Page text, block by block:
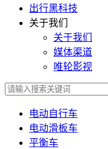
出行黑科技
关于我们
关于我们
媒体渠道
唯轮影视
电动自行车
电动滑板车
平衡车